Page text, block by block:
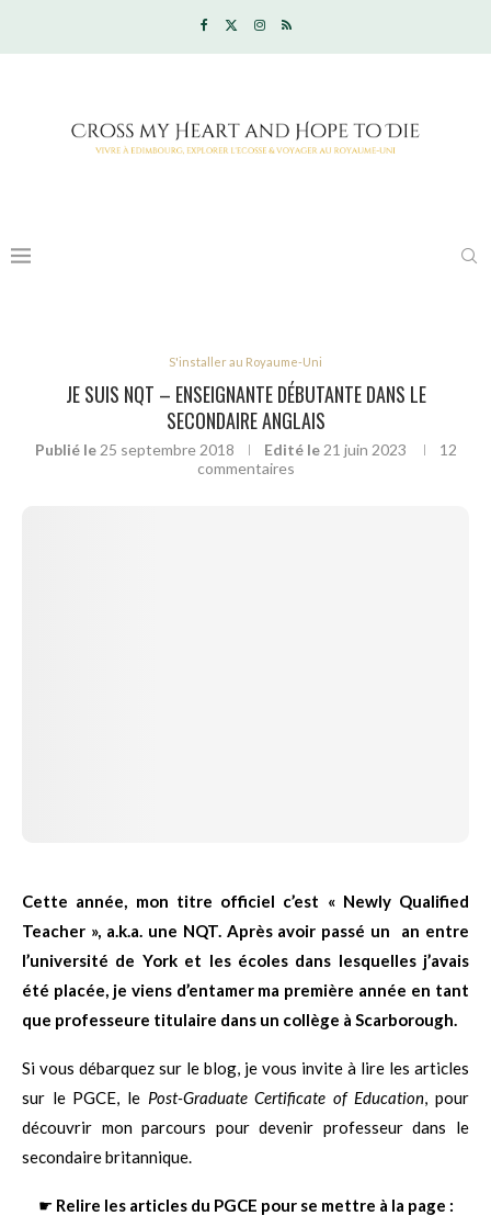
S'installer au Royaume-Uni
JE SUIS NQT – ENSEIGNANTE DÉBUTANTE DANS LE
SECONDAIRE ANGLAIS
Publié le 25 septembre 2018 Edité le 21 juin 2023
12
commentaires
Cette année, mon titre officiel c’est « Newly Qualified
Teacher », a.k.a. une NQT. Après avoir passé un an entre
l’université de York et les écoles dans lesquelles j’avais
été placée, je viens d’entamer ma première année en tant
que professeure titulaire dans un collège à Scarborough.
Si vous débarquez sur le blog, je vous invite à lire les articles
sur le PGCE, le Post-Graduate Certificate of Education, pour
découvrir mon parcours pour devenir professeur dans le
secondaire britannique.
☛ Relire les articles du PGCE pour se mettre à la page :